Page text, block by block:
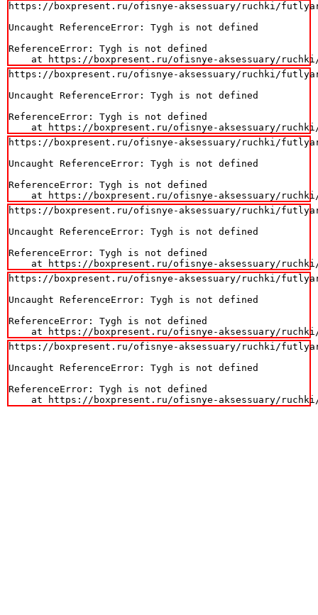
https://boxpresent.ru/ofisnye-aksessuary/ruchki/
Uncaught ReferenceError: Tygh is not defined
ReferenceError: Tygh is not defined
at https://boxpresent.ru/ofisnye-aksessuary/
https://boxpresent.ru/ofisnye-aksessuary/ruchki/
Uncaught ReferenceError: Tygh is not defined
ReferenceError: Tygh is not defined
at https://boxpresent.ru/ofisnye-aksessuary/
https://boxpresent.ru/ofisnye-aksessuary/ruchki/
Uncaught ReferenceError: Tygh is not defined
ReferenceError: Tygh is not defined
at https://boxpresent.ru/ofisnye-aksessuary/
https://boxpresent.ru/ofisnye-aksessuary/ruchki/
Uncaught ReferenceError: Tygh is not defined
ReferenceError: Tygh is not defined
at https://boxpresent.ru/ofisnye-aksessuary/
https://boxpresent.ru/ofisnye-aksessuary/ruchki/
Uncaught ReferenceError: Tygh is not defined
ReferenceError: Tygh is not defined
at https://boxpresent.ru/ofisnye-aksessuary/
https://boxpresent.ru/ofisnye-aksessuary/ruchki/
Uncaught ReferenceError: Tygh is not defined
ReferenceError: Tygh is not defined
at https://boxpresent.ru/ofisnye-aksessuary/